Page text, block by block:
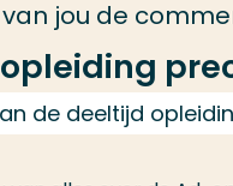
jou de
de deeltijd